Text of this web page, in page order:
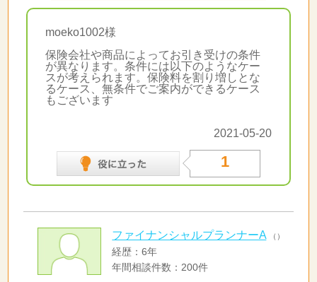
moeko1002様
保険会社や商品によってお引き受けの条件
が異なります。条件には以下のようなケー
スが考えられます。保険料を割り増しとな
るケース、無条件でご案内ができるケース
もございます
2021-05-20
1
ファイナンシャルプランナーA （）
経歴：6年
年間相談件数：200件